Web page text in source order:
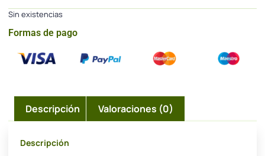
Sin existencias
Formas de pago
Descripción Valoraciones (0)
Descripción